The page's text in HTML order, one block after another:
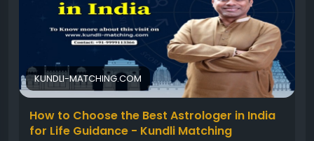
KUNDLI-MATCHING.COM
How to Choose the Best Astrologer in India
for Life Guidance - Kundli Matching